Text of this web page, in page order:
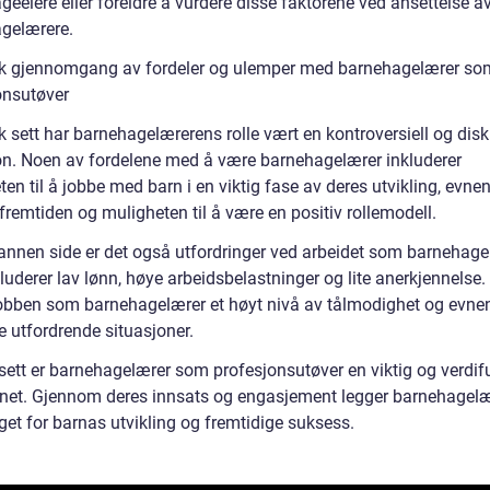
gjennomgang av fordeler og ulemper med barnehagelærer
sett har barnehagelærerens rolle vært en kontroversiell og
Noen av fordelene med å være barnehagelærer inkluderer
til å jobbe med barn i en viktig fase av deres utvikling,
og muligheten til å være en positiv rollemodell.
side er det også utfordringer ved arbeidet som
lav lønn, høye arbeidsbelastninger og lite
som barnehagelærer et høyt nivå av tålmodighet og
utfordrende situasjoner.
er barnehagelærer som profesjonsutøver en viktig og
Gjennom deres innsats og engasjement legger
for barnas utvikling og fremtidige suksess.